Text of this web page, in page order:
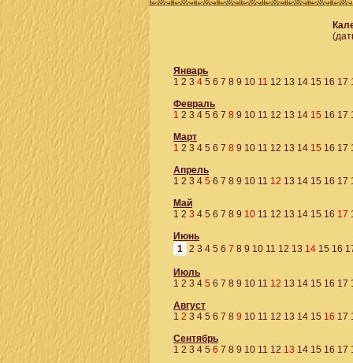
Январь
1 2 3 4 5 6 7 8 9 10 11 12 13 14 15 16 17
Февраль
1 2 3 4 5 6 7 8 9 10 11 12 13 14 15 16 17
Март
1 2 3 4 5 6 7 8 9 10 11 12 13 14 15 16 17
Апрель
1 2 3 4 5 6 7 8 9 10 11 12 13 14 15 16 17
Май
1 2 3 4 5 6 7 8 9 10 11 12 13 14 15 16 17
Июнь
1 2 3 4 5 6 7 8 9 10 11 12 13 14 15 16
Июль
1 2 3 4 5 6 7 8 9 10 11 12 13 14 15 16 17
Август
1 2 3 4 5 6 7 8 9 10 11 12 13 14 15 16 17
Сентябрь
1 2 3 4 5 6 7 8 9 10 11 12 13 14 15 16 17